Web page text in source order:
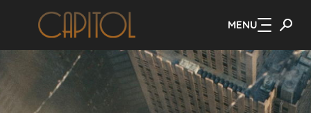
Zum Hauptinhalt springen MENU